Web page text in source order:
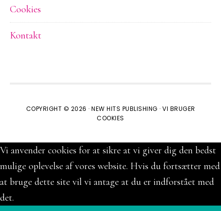
Cookies
Kontakt
COPYRIGHT © 2026 · NEW HITS PUBLISHING · VI BRUGER
COOKIES
Vi anvender cookies for at sikre at vi giver dig den bedst
mulige oplevelse af vores website. Hvis du fortsætter med
at bruge dette site vil vi antage at du er indforstået med
det.